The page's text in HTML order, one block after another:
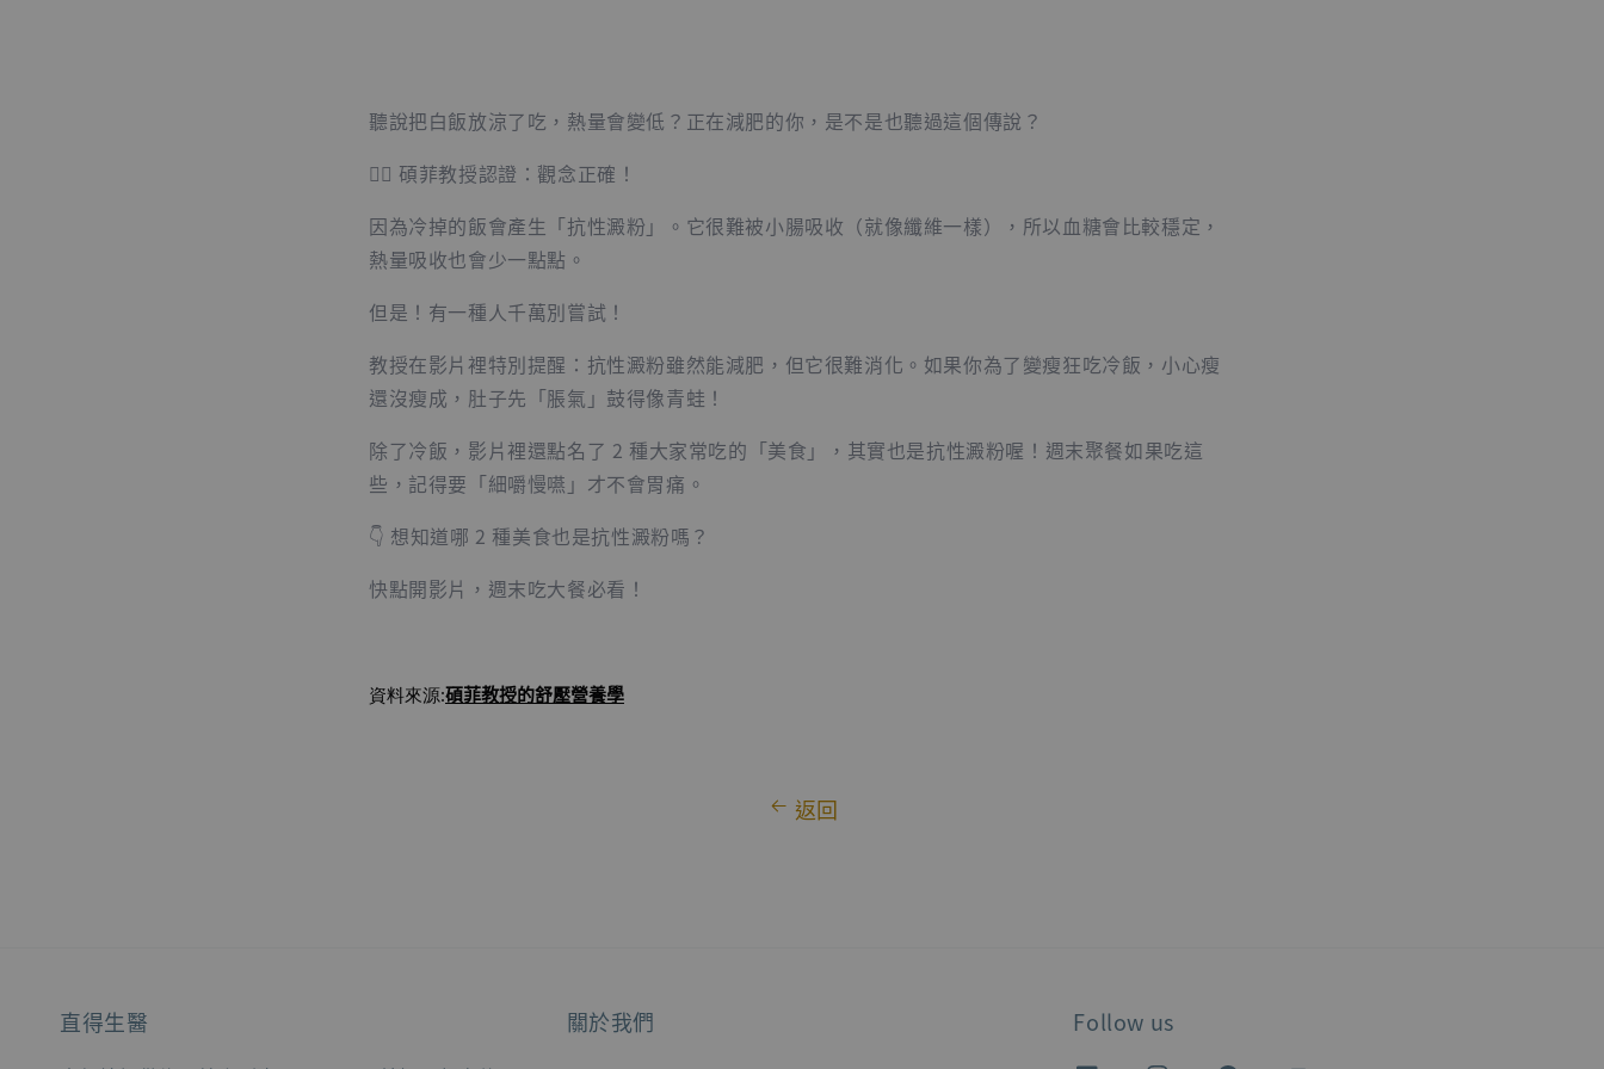
聽說把白飯放涼了吃，熱量會變低？正在減肥的你，是不是也聽過這個傳說？
🙆‍♀️ 碩菲教授認證：觀念正確！
因為冷掉的飯會產生「抗性澱粉」。它很難被小腸吸收（就像纖維一樣），所以血糖會比較穩定，
熱量吸收也會少一點點。
但是！有一種人千萬別嘗試！
教授在影片裡特別提醒：抗性澱粉雖然能減肥，但它很難消化。如果你為了變瘦狂吃冷飯，小心瘦
還沒瘦成，肚子先「脹氣」鼓得像青蛙！
除了冷飯，影片裡還點名了 2 種大家常吃的「美食」，其實也是抗性澱粉喔！週末聚餐如果吃這
些，記得要「細嚼慢嚥」才不會胃痛。
👇 想知道哪 2 種美食也是抗性澱粉嗎？
快點開影片，週末吃大餐必看！
資料來源:碩菲教授的舒壓營養學
返回
直得生醫 關於我們 Follow us